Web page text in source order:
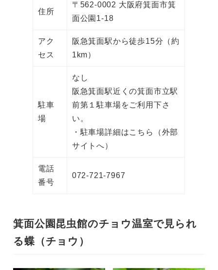
住所
〒562-0002 大阪府箕面市箕
面公園1-18
アク
セス
阪急箕面駅から徒歩15分（約
1km）
駐車
場
なし
阪急箕面駅近くの箕面市立駅
前第１駐車場をご利用下さ
い。
・駐車場詳細はこちら（外部
サイトへ）
電話
番号
072-721-7967
箕面公園昆虫館のチョウ温室で見られ
る蝶（チョウ）